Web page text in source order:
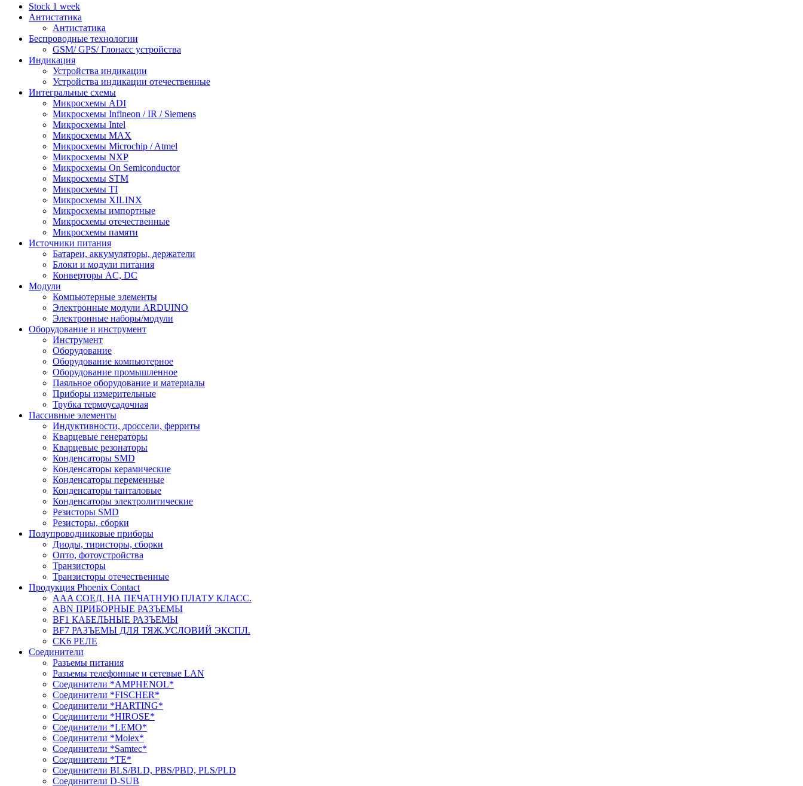
Stock 1 week
Антистатика
Антистатика
Беспроводные технологии
GSM/ GPS/ Глонасс устройства
Индикация
Устройства индикации
Устройства индикации отечественные
Интегральные схемы
Микросхемы ADI
Микросхемы Infineon / IR / Siemens
Микросхемы Intel
Микросхемы MAX
Микросхемы Microchip / Atmel
Микросхемы NXP
Микросхемы On Semiconductor
Микросхемы STM
Микросхемы TI
Микросхемы XILINX
Микросхемы импортные
Микросхемы отечественные
Микросхемы памяти
Источники питания
Батареи, аккумуляторы, держатели
Блоки и модули питания
Конверторы AC, DC
Модули
Компьютерные элементы
Электронные модули ARDUINO
Электронные наборы/модули
Оборудование и инструмент
Инструмент
Оборудование
Оборудование компьютерное
Оборудование промышленное
Паяльное оборудование и материалы
Приборы измерительные
Трубка термоусадочная
Пассивные элементы
Индуктивности, дроссели, ферриты
Кварцевые генераторы
Кварцевые резонаторы
Конденсаторы SMD
Конденсаторы керамические
Конденсаторы переменные
Конденсаторы танталовые
Конденсаторы электролитические
Резисторы SMD
Резисторы, сборки
Полупроводниковые приборы
Диоды, тиристоры, сборки
Опто, фотоустройства
Транзисторы
Транзисторы отечественные
Продукция Phoenix Contact
AAA СОЕД. НА ПЕЧАТНУЮ ПЛАТУ КЛАСС.
ABN ПРИБОРНЫЕ РАЗЪЕМЫ
BF1 КАБЕЛЬНЫЕ РАЗЪЕМЫ
BF7 РАЗЪЕМЫ ДЛЯ ТЯЖ.УСЛОВИЙ ЭКСПЛ.
CK6 РЕЛЕ
Соединители
Разъемы питания
Разъемы телефонные и сетевые LAN
Соединители *AMPHENOL*
Соединители *FISCHER*
Соединители *HARTING*
Соединители *HIROSE*
Соединители *LEMO*
Соединители *Molex*
Соединители *Samtec*
Соединители *TE*
Соединители BLS/BLD, PBS/PBD, PLS/PLD
Соединители D-SUB